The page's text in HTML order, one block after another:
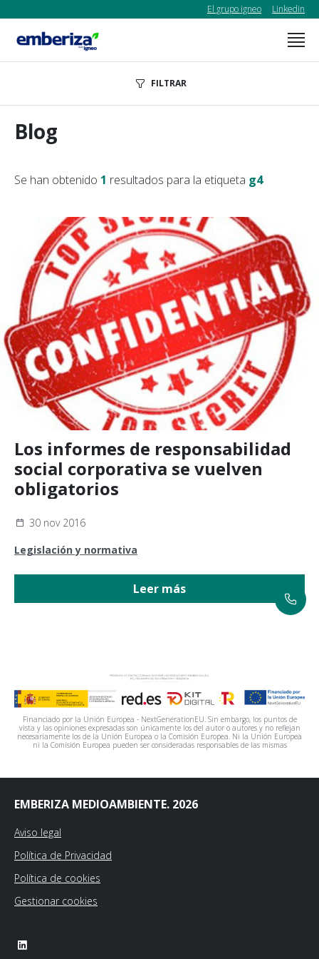
El grupo igneo Linkedin
FILTRAR
Blog
Se han obtenido 1 resultados para la etiqueta g4
Los informes de responsabilidad
social corporativa se vuelven
obligatorios
30 nov 2016
Legislación y normativa
Leer más
Financiado por la Unión Europea - NextGenerationEU. Sin embargo, los puntos de
vista y las opiniones expresadas son únicamente los del autor o autores y no reflejan
necesariamente los de la Unión Europea o la Comisión Europea. Ni la Unión Europea
ni la Comisión Europea pueden ser consideradas responsables de las mismas
EMBERIZA MEDIOAMBIENTE. 2026
Aviso legal
Política de Privacidad
Política de cookies
Gestionar cookies